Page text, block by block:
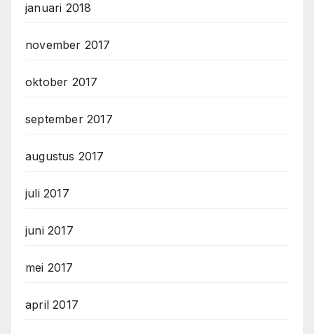
januari 2018
november 2017
oktober 2017
september 2017
augustus 2017
juli 2017
juni 2017
mei 2017
april 2017